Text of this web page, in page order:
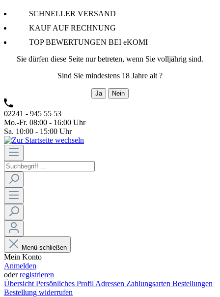
SCHNELLER VERSAND
KAUF AUF RECHNUNG
TOP BEWERTUNGEN BEI eKOMI
Sie dürfen diese Seite nur betreten, wenn Sie volljährig sind.
Sind Sie mindestens 18 Jahre alt ?
Ja Nein
02241 - 945 55 53
Mo.-Fr. 08:00 - 16:00 Uhr
Sa. 10:00 - 15:00 Uhr
Menü schließen
Mein Konto
Anmelden
oderregistrieren
Übersicht Persönliches Profil Adressen Zahlungsarten Bestellungen
Bestellung widerrufen